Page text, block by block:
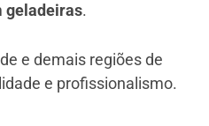
geladeiras.
e demais regiões de
e profissionalismo.